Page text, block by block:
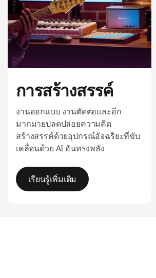
การสร้างสรรค์
งานออกแบบ งานตัดต่อและอีก
มากมายปลดปล่อยความคิด
สร้างสรรค์ด้วยอุปกรณ์อัจฉริยะที่ขับ
เคลื่อนด้วย AI อันทรงพลัง
เรียนรู้เพิ่มเติม